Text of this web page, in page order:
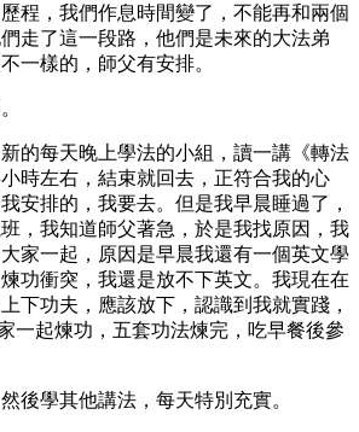
程，我們作息時間變了，不能再和兩個
走了這一段路，他們是未來的大法弟
一樣的，師父有安排。
的每天晚上學法的小組，讀一講《轉法
時左右，結束就回去，正符合我的心
安排的，我要去。但是我早晨睡過了，
，我知道師父著急，於是我找原因，我
家一起，原因是早晨我還有一個英文學
功衝突，我還是放不下英文。我現在在
下功夫，應該放下，認識到我就實踐，
一起煉功，五套功法煉完，吃早餐後參
後學其他講法，每天特別充實。